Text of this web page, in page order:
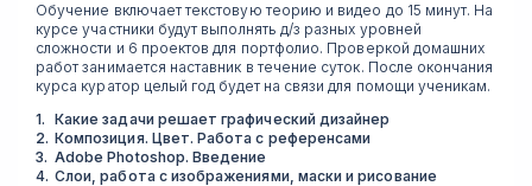
Обучение включает текстовую теорию и видео до 15 минут. На
курсе участники будут выполнять д/з разных уровней
сложности и 6 проектов для портфолио. Проверкой домашних
работ занимается наставник в течение суток. После окончания
курса куратор целый год будет на связи для помощи ученикам.
1. Какие задачи решает графический дизайнер
2. Композиция. Цвет. Работа с референсами
3. Adobe Photoshop. Введение
4. Слои, работа с изображениями, маски и рисование